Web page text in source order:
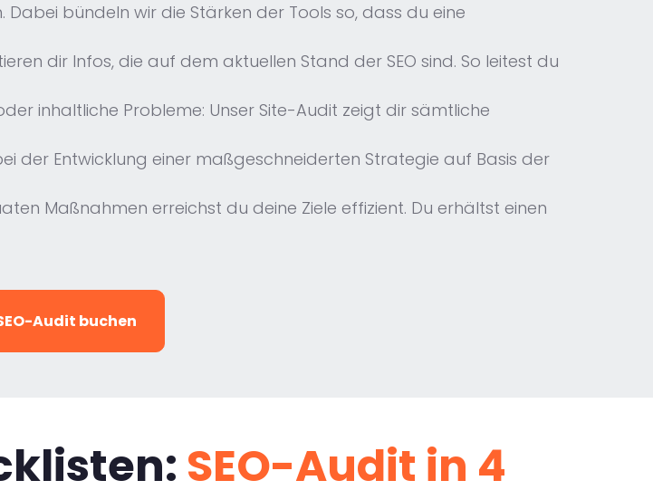
Dabei bündeln wir die Stärken der Tools so, dass du eine
dir Infos, die auf dem aktuellen Stand der SEO sind. So leitest du
inhaltliche Probleme: Unser Site-Audit zeigt dir sämtliche
der Entwicklung einer maßgeschneiderten Strategie auf Basis der
Maßnahmen erreichst du deine Ziele effizient. Du erhältst einen
Audit buchen
SEO-Audit in 4